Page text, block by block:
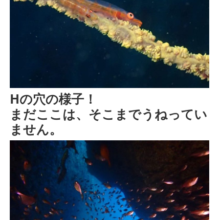
Hの穴の様子！
まだここは、そこまでうねってい
ません。